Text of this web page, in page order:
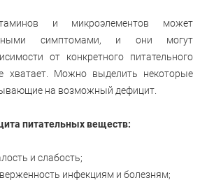
и микроэлементов может
симптомами, и они могут
от конкретного питательного
хватает. Можно выделить некоторые
на возможный дефицит.
питательных веществ:
и слабость;
инфекциям и болезням;